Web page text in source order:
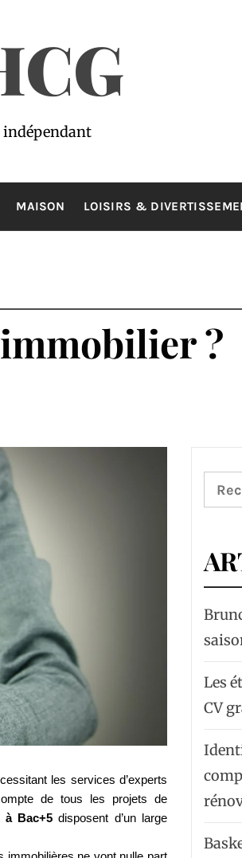
indépendant
MAISON LOISIRS &
?
les services d’experts
de tous les projets de
à Bac+5 disposent d’un large
Les
CV